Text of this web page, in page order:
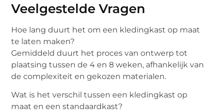
Veelgestelde Vragen
Hoe lang duurt het om een kledingkast op maat
te laten maken?
Gemiddeld duurt het proces van ontwerp tot
plaatsing tussen de 4 en 8 weken, afhankelijk van
de complexiteit en gekozen materialen.
Wat is het verschil tussen een kledingkast op
maat en een standaardkast?